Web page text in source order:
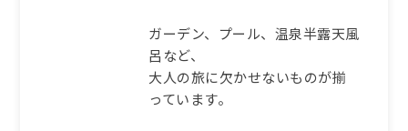
ガーデン、プール、温泉半露天風
呂など、
大人の旅に欠かせないものが揃
っています。